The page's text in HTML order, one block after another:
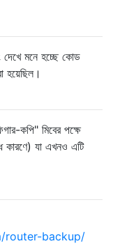
দেখে মনে হচ্ছে কোড
হয়েছিল।
কপি" মিবের পক্ষে
কারণে) যা এখনও এটি
router-backup/